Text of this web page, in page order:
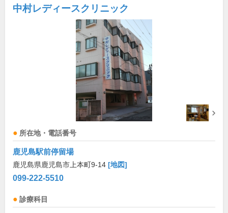
中村レディースクリニック
所在地・電話番号
鹿児島駅前停留場
鹿児島県鹿児島市上本町9-14 [地図]
099-222-5510
診療科目